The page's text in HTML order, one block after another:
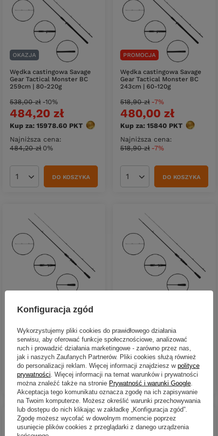
OKAZJA
Wędka castingowa Savage
Gear Tactical Monster BC
259cm | 80-220g
484,20 zł
Kup za: 15978.60 PKT punktów
Najniższa cena:
484,20 zł 0%
538,00 zł -10%
Ilość produktówDO KOSZYKA
PROMOCJA
Wędka castingowa Savage
Gear Tactical Monster BC
243cm | 60-120g
480,00 zł
Kup za: 15840 PKT punktów
Najniższa cena:
518,90 zł -7%
518,90 zł -7%
Ilość produktówDO KOSZYKA
Wędka castingowa Savage
Gear Tactical Heavy G BC
500,50 zł
Kup za: 16516.50PKTpunktów
Ilość produktówDO KOSZYKA
469,06 zł
Kup za: 15478.98 PKT
Ilość produktówDO KOSZYKA
Konfiguracja zgód
Wykorzystujemy pliki cookies do prawidłowego działania
serwisu, aby oferować funkcje społecznościowe, analizować
ruch i prowadzić działania marketingowe - zarówno przez nas,
jak i naszych Zaufanych Partnerów. Pliki cookies służą również
do personalizacji reklam. Więcej informacji znajdziesz w polityce
prywatności . Więcej informacji na temat warunków i prywatności
można znaleźć także na stronie Prywatność i warunki Google
Akceptacja tego komunikatu oznacza zgodę na ich zapisywanie
na Twoim komputerze. Możesz określić warunki przechowywania
lub dostępu do nich klikając w zakładkę „Konfiguracja zgód”.
Zgodę możesz wycofać w dowolnym momencie poprzez
usunięcie plików cookies z przeglądarki z danego urządzenia